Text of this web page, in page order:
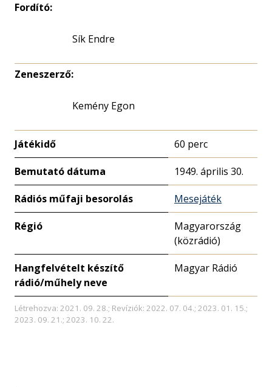
Fordító:
Sík Endre
Zeneszerző:
Kemény Egon
Játékidő 60 perc
Bemutató dátuma 1949. április 30.
Rádiós műfaji besorolás Mesejáték
Régió
Magyarország
(közrádió)
Hangfelvételt készítő
rádió/műhely neve
Magyar Rádió
Létrehozva: 2021. 09. 28.; Revíziók: 2022. 07. 04.; 2023. 01. 15.;
2023. 09. 21.; 2023. 10. 22.